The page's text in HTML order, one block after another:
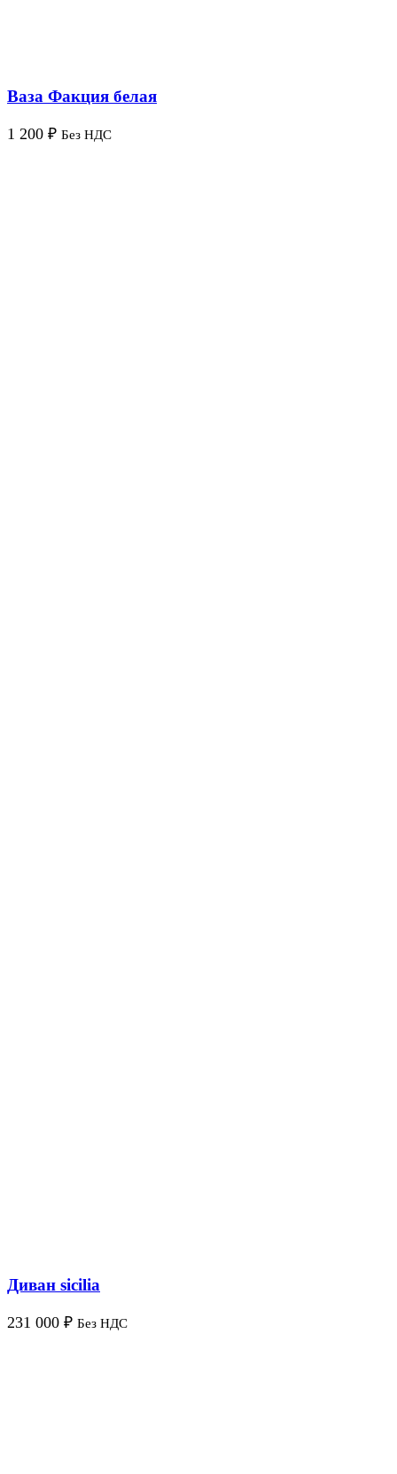
Ваза Факция белая
1 200 ₽ Без НДС
Диван sicilia
231 000 ₽ Без НДС